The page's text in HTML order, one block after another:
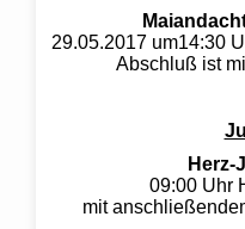
29.05.2017 um14:30
Abschluß ist
Herz-
09:00 Uhr
mit